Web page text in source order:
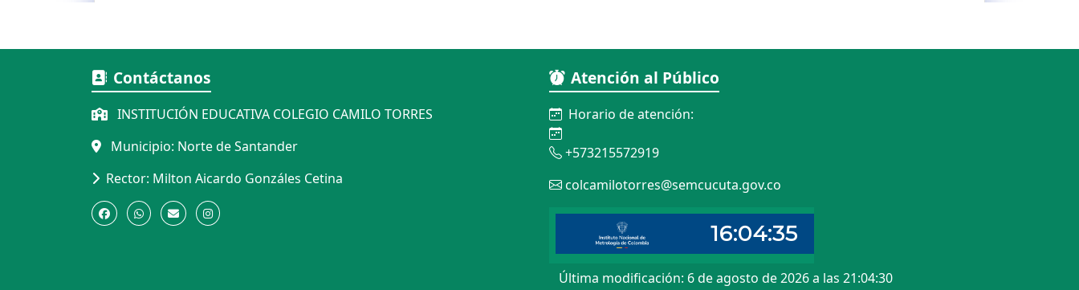
Contáctanos
INSTITUCIÓN EDUCATIVA COLEGIO CAMILO TORRES
Municipio: Norte de Santander
Rector: Milton Aicardo Gonzáles Cetina
Atención al Público
Horario de atención:
+573215572919
colcamilotorres@semcucuta.gov.co
Última modificación: 6 de agosto de 2026 a las 21:04:30